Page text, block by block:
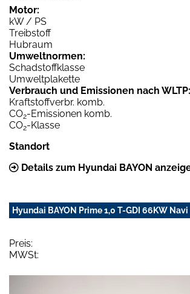
Motor:
kW / PS
Treibstoff
Hubraum
Umweltnormen:
Schadstoffklasse
Umweltplakette
Verbrauch und Emissionen nach WLTP:
Kraftstoffverbr. komb.
CO2-Emissionen komb.
CO2-Klasse
Standort
Details zum Hyundai BAYON
Hyundai BAYON Prime 1,0 T-GDI 66KW Navi
Preis:
MWSt: